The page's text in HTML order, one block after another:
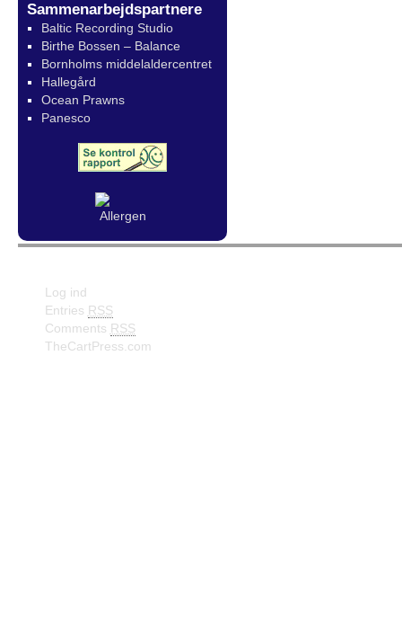
Sammenarbejdspartnere
Baltic Recording Studio
Birthe Bossen – Balance
Bornholms middelaldercentret
Hallegård
Ocean Prawns
Panesco
Log ind
Entries RSS
Comments RSS
TheCartPress.com